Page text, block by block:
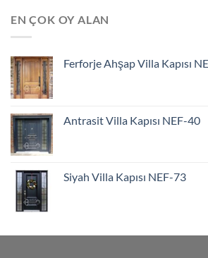
EN ÇOK OY ALAN
Ferforje Ahşap Villa Kapısı
Antrasit Villa Kapısı NEF-40
Siyah Villa Kapısı NEF-73